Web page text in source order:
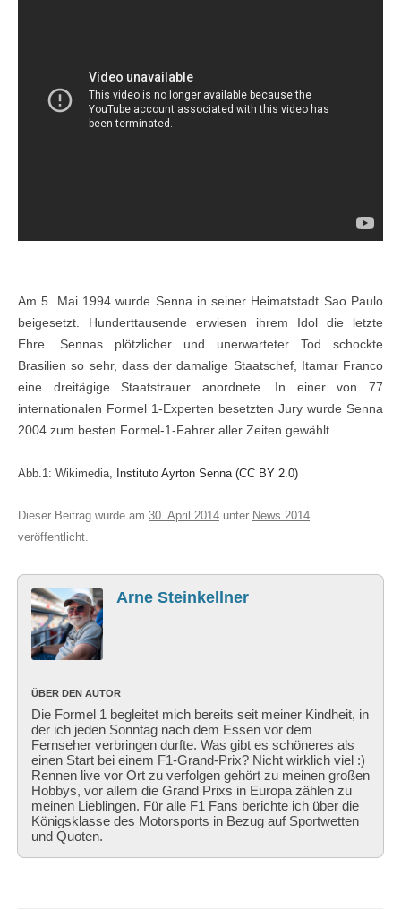
Am 5. Mai 1994 wurde Senna in seiner Heimatstadt Sao Paulo
beigesetzt. Hunderttausende erwiesen ihrem Idol die letzte
Ehre. Sennas plötzlicher und unerwarteter Tod schockte
Brasilien so sehr, dass der damalige Staatschef, Itamar Franco
eine dreitägige Staatstrauer anordnete. In einer von 77
internationalen Formel 1-Experten besetzten Jury wurde Senna
2004 zum besten Formel-1-Fahrer aller Zeiten gewählt.
Abb.1: Wikimedia, Instituto Ayrton Senna (CC BY 2.0)
Dieser Beitrag wurde am 30. April 2014 unter News 2014
veröffentlicht.
Arne Steinkellner
ÜBER DEN AUTOR
Die Formel 1 begleitet mich bereits seit meiner Kindheit, in
der ich jeden Sonntag nach dem Essen vor dem
Fernseher verbringen durfte. Was gibt es schöneres als
einen Start bei einem F1-Grand-Prix? Nicht wirklich viel :)
Rennen live vor Ort zu verfolgen gehört zu meinen großen
Hobbys, vor allem die Grand Prixs in Europa zählen zu
meinen Lieblingen. Für alle F1 Fans berichte ich über die
Königsklasse des Motorsports in Bezug auf Sportwetten
und Quoten.